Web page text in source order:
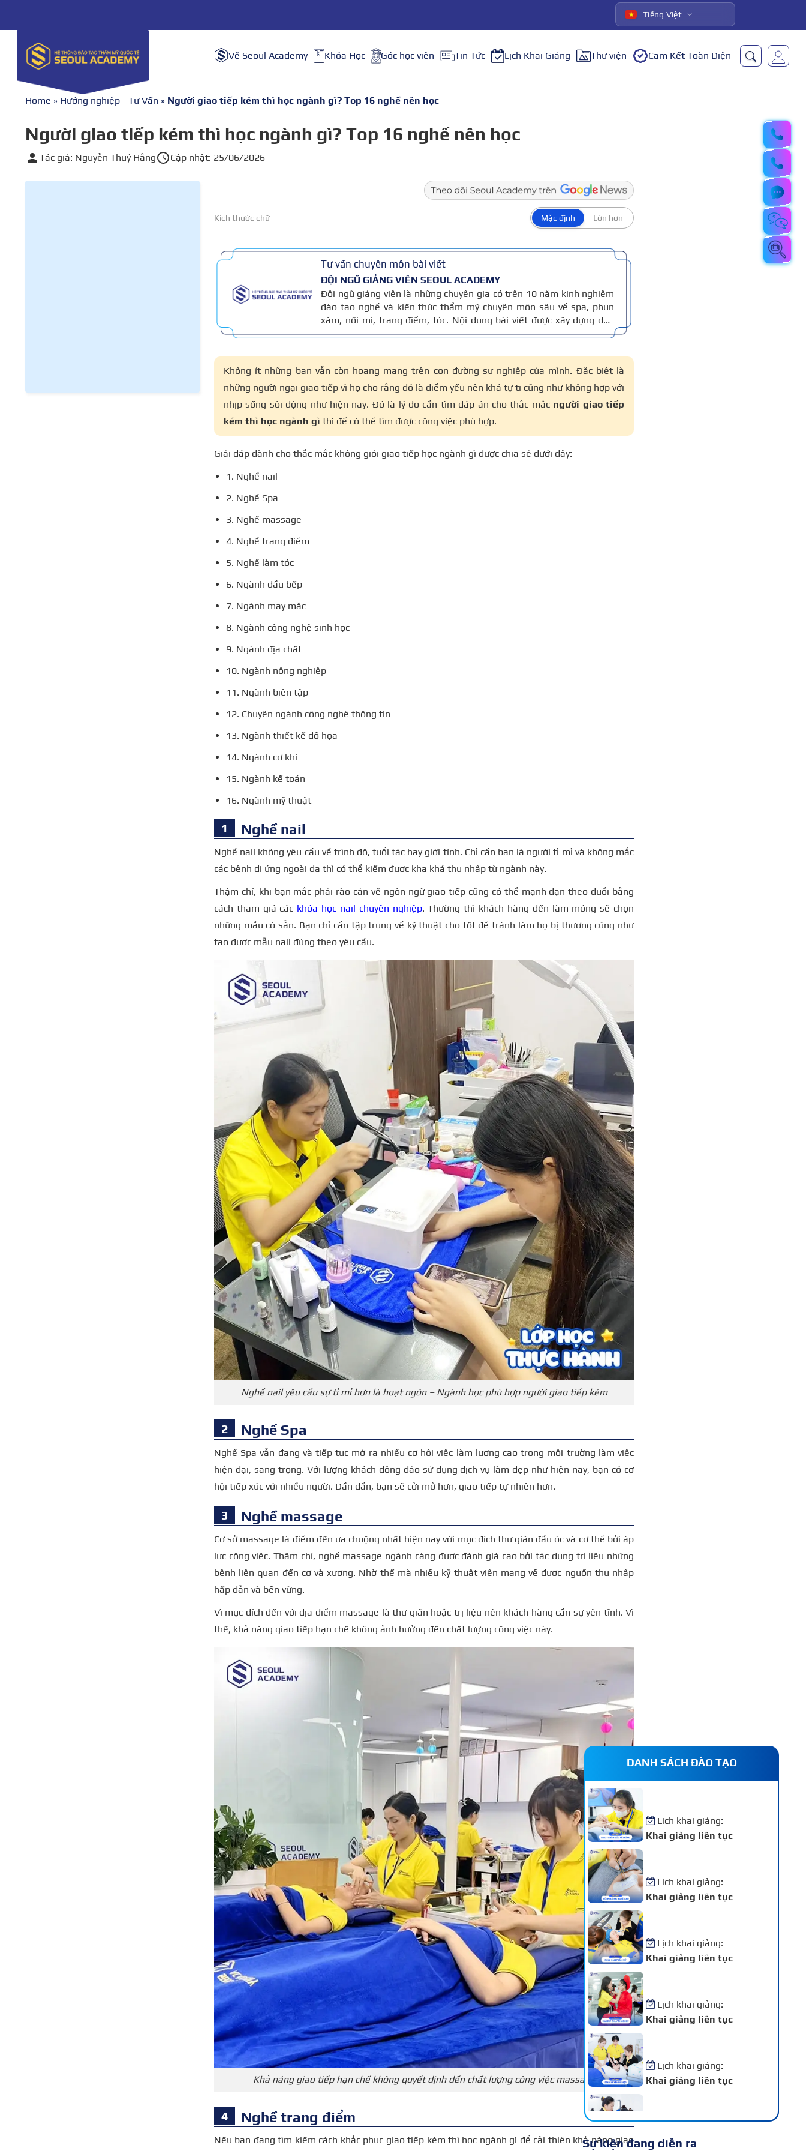
Tiếng Việt
Về Seoul Academy Khóa Học Góc học viên Tin Tức Lịch Khai Giảng Thư viện Cam Kết Toàn Diện
Home » Hướng nghiệp - Tư Vấn » Người giao tiếp kém thì học ngành gì? Top 16 nghề nên học
Người giao tiếp kém thì học ngành gì? Top 16 nghề nên học
Tác giả: Nguyễn Thuý Hằng Cập nhật: 25/06/2026
Kích thước chữ Mặc định Lớn hơn
Tư vấn chuyên môn bài viết
ĐỘI NGŨ GIẢNG VIÊN SEOUL ACADEMY
Đội ngũ giảng viên là những chuyên gia có trên 10 năm kinh nghiệm
đào tạo nghề và kiến thức thẩm mỹ chuyên môn sâu về spa, phun
xăm, nối mi, trang điểm, tóc. Nội dung bài viết được xây dựng dựa
trên giáo trình đào tạo và kinh nghiệm giảng dạy thực tế, đồng thời
Không ít những bạn vẫn còn hoang mang trên con đường sự nghiệp của mình. Đặc biệt là
những người ngại giao tiếp vì họ cho rằng đó là điểm yếu nên khá tự ti cũng như không hợp với
nhịp sống sôi động như hiện nay. Đó là lý do cần tìm đáp án cho thắc mắc người giao tiếp
kém thì học ngành gì thì để có thể tìm được công việc phù hợp.
Giải đáp dành cho thắc mắc không giỏi giao tiếp học ngành gì được chia sẻ dưới đây:
1. Nghề nail
2. Nghề Spa
3. Nghề massage
4. Nghề trang điểm
5. Nghề làm tóc
6. Ngành đầu bếp
7. Ngành may mặc
8. Ngành công nghệ sinh học
9. Ngành địa chất
10. Ngành nông nghiệp
11. Ngành biên tập
12. Chuyên ngành công nghệ thông tin
13. Ngành thiết kế đồ họa
14. Ngành cơ khí
15. Ngành kế toán
16. Ngành mỹ thuật
Nghề nail
Nghề nail không yêu cầu về trình độ, tuổi tác hay giới tính. Chỉ cần bạn là người tỉ mỉ và không mắc
các bệnh dị ứng ngoài da thì có thể kiếm được kha khá thu nhập từ ngành này.
Thậm chí, khi bạn mắc phải rào cản về ngôn ngữ giao tiếp cũng có thể mạnh dạn theo đuổi bằng
cách tham giá các khóa học nail chuyên nghiệp. Thường thì khách hàng đến làm móng sẽ chọn
những mẫu có sẵn. Bạn chỉ cần tập trung về kỹ thuật cho tốt để tránh làm họ bị thương cũng như
tạo được mẫu nail đúng theo yêu cầu.
Nghề nail yêu cầu sự tỉ mỉ hơn là hoạt ngôn – Ngành học phù hợp người giao tiếp kém
Nghề Spa
Nghề Spa vẫn đang và tiếp tục mở ra nhiều cơ hội việc làm lương cao trong môi trường làm việc
hiện đại, sang trọng. Với lượng khách đông đảo sử dụng dịch vụ làm đẹp như hiện nay, bạn có cơ
hội tiếp xúc với nhiều người. Dần dần, bạn sẽ cởi mở hơn, giao tiếp tự nhiên hơn.
Nghề massage
Cơ sở massage là điểm đến ưa chuộng nhất hiện nay với mục đích thư giãn đầu óc và cơ thể bởi áp
lực công việc. Thậm chí, nghề massage ngành càng được đánh giá cao bởi tác dụng trị liệu những
bệnh liên quan đến cơ và xương. Nhờ thế mà nhiều kỹ thuật viên mang về được nguồn thu nhập
hấp dẫn và bền vững.
Vì mục đích đến với địa điểm massage là thư giãn hoặc trị liệu nên khách hàng cần sự yên tĩnh. Vì
thế, khả năng giao tiếp hạn chế không ảnh hưởng đến chất lượng công việc này.
Khả năng giao tiếp hạn chế không quyết định đến chất lượng công việc massage
Nghề trang điểm
Nếu bạn đang tìm kiếm cách khắc phục giao tiếp kém thì học ngành gì để cải thiện khả năng giao
DANH SÁCH ĐÀO TẠO
Lịch khai giảng:
Khai giảng liên tục
Lịch khai giảng:
Khai giảng liên tục
Lịch khai giảng:
Khai giảng liên tục
Lịch khai giảng:
Khai giảng liên tục
Lịch khai giảng:
Khai giảng liên tục
Khai giảng liên tục
Sự kiện đang diễn ra